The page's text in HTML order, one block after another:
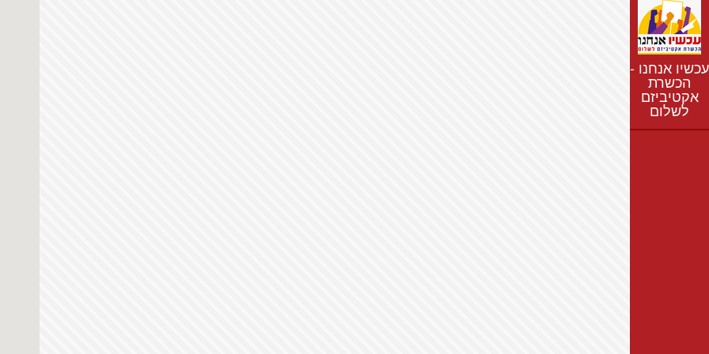
חדשות
נושאים
רשימת התנחלויות
מפת התנחלויות
עכשיו אנחנו -
הכשרת
אקטיביזם
לשלום